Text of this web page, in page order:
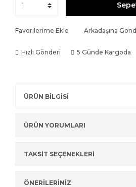
Favorilerime Ekle Arkadaşına
Hızlı Gönderi 5 Günde Kargoda
ÜRÜN BİLGİSİ
ÜRÜN YORUMLARI
TAKSİT SEÇENEKLERİ
ÖNERİLERİNİZ